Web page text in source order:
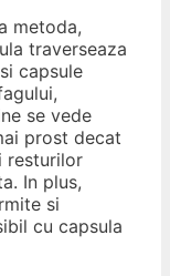
metoda,
traverseaza
capsule
se vede
prost decat
resturilor
In plus,
si
cu capsula